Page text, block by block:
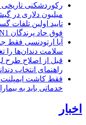
میلیون دلاری در
تایید اولین تلفات
فوق حاد پرندگان H5N1 در استرالیا
آیا ارتودنسی فقط
سلامت دندان‌ها را
راهنمای انتخاب
فقط کاشت
خدماتی باید به
اخبار